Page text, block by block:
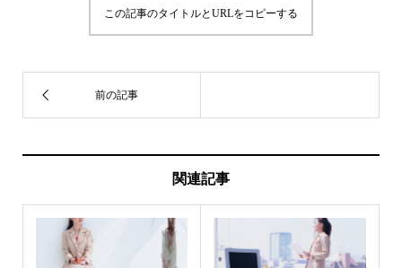
この記事のタイトルとURLをコピーする
関連記事